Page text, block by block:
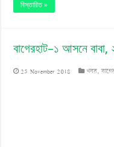
বিস্তারিত »
বাগেরহাট–১ আসনে
25 November 2018 খবর,